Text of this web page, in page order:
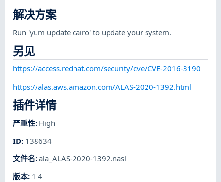
解决方案
Run 'yum update cairo' to update your system.
另见
https://access.redhat.com/security/cve/CVE-2016-3190
https://alas.aws.amazon.com/ALAS-2020-1392.html
插件详情
严重性: High
ID: 138634
文件名:ala_ALAS-2020-1392.nasl
版本: 1.4